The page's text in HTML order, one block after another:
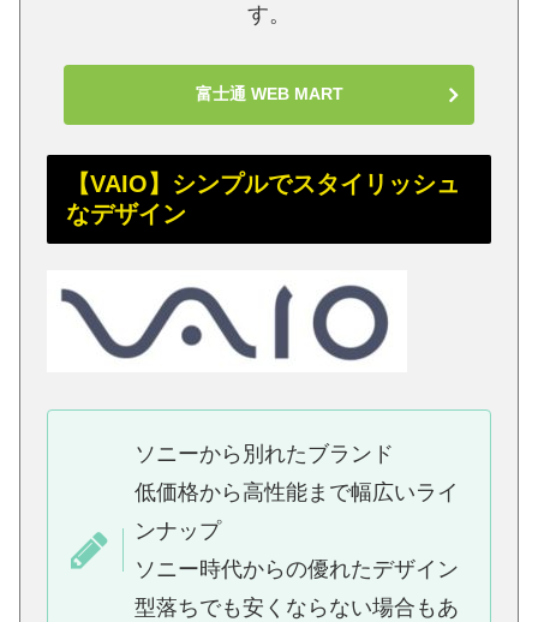
す。
富士通 WEB MART
【VAIO】シンプルでスタイリッシュ
なデザイン
ソニーから別れたブランド
低価格から高性能まで幅広いライ
ンナップ
ソニー時代からの優れたデザイン
型落ちでも安くならない場合もあ